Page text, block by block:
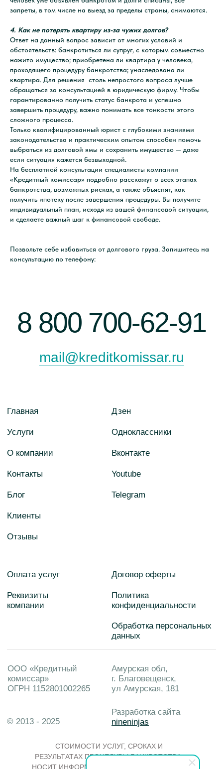
запреты, в том числе на выезд за пределы страны, снимаются.
4. Как не потерять квартиру из-за чужих долгов?
Ответ на данный вопрос зависит от многих условий и
обстоятельств: банкротиться ли супруг, с которым совместно
нажито имущество; приобретена ли квартира у человека,
проходящего процедуру банкротства; унаследована ли
квартира. Для решения столь непростого вопроса лучше
обращаться за консультацией в юридическую фирму. Чтобы
гарантированно получить статус банкрота и успешно
завершить процедуру, важно понимать все тонкости этого
сложного процесса.
Только квалифицированный юрист с глубокими знаниями
законодательства и практическим опытом способен помочь
выбраться из долговой ямы и сохранить имущество — даже
если ситуация кажется безвыходной.
На бесплатной консультации специалисты компании
«Кредитный комиссар» подробно расскажут о всех этапах
банкротства, возможных рисках, а также объяснят, как
получить ипотеку после завершения процедуры. Вы получите
индивидуальный план, исходя из вашей финансовой ситуации,
и сделаете важный шаг к финансовой свободе.
Позвольте себе избавиться от долгового груза. Запишитесь на
консультацию по телефону:
ВСЯ ПРЕДСТАВЛЕННАЯ НА САЙТЕ
СТОИМОСТИ УСЛУГ, СРОКАХ И
РЕЗУЛЬТАТАХ ПРОЦЕДУРЫ БАНКРОТСТВА,
НОСИТ ИНФОРМАЦИОННЫЙ ХАРАКТЕР И НЕ